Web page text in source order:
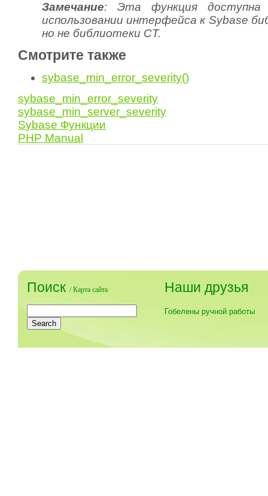
Замечание: Эта функция доступна
использовании интерфейса к Sybase
но не библиотеки CT.
Смотрите также
sybase_min_error_severity()
sybase_min_error_severity
sybase_min_server_severity
Sybase Функции
PHP Manual
Поиск /Карта сайта Наши друзья
Гобелены ручной работы